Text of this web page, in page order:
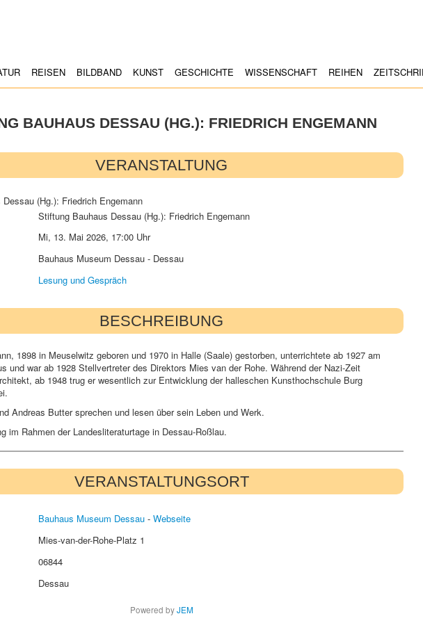
REISEN BILDBAND KUNST GESCHICHTE WISSENSCHAFT REIHEN
BAUHAUS DESSAU (HG.): FRIEDRICH ENGEMANN
VERANSTALTUNG
Stiftung Bauhaus Dessau (Hg.): Friedrich Engemann
Mi, 13. Mai 2026, 17:00 Uhr
Bauhaus Museum Dessau - Dessau
Lesung und Gespräch
BESCHREIBUNG
1898 in Meuselwitz geboren und 1970 in Halle (Saale) gestorben, unterrichtete ab 1927 am
und war ab 1928 Stellvertreter des Direktors Mies van der Rohe. Während der Nazi-Zeit
ab 1948 trug er wesentlich zur Entwicklung der halleschen Kunsthochschule Burg
Andreas Butter sprechen und lesen über sein Leben und Werk.
im Rahmen der Landesliteraturtage in Dessau-Roßlau.
VERANSTALTUNGSORT
Bauhaus Museum Dessau - Webseite
Mies-van-der-Rohe-Platz 1
06844
Dessau
Powered byJEM